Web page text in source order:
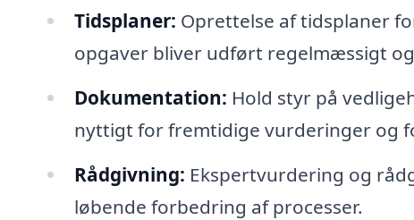
Tidsplaner: Oprettelse af tidsplaner
opgaver bliver udført regelmæssigt
Dokumentation: Hold styr på
nyttigt for fremtidige vurderinger og
Rådgivning: Ekspertvurdering og
løbende forbedring af processer.